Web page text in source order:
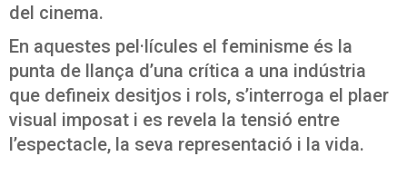
del cinema.
En aquestes pel·lícules el feminisme és la
punta de llança d’una crítica a una indústria
que defineix desitjos i rols, s’interroga el plaer
visual imposat i es revela la tensió entre
l’espectacle, la seva representació i la vida.